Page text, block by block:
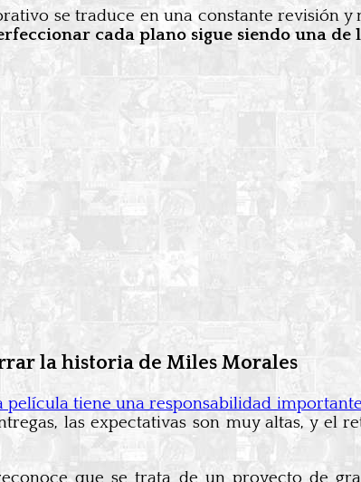
se traduce en una constante revisión
cada plano sigue siendo una
la historia de Miles Morales
película tiene una responsabilidad importante
las expectativas son muy altas, y
que se trata de un proyecto de